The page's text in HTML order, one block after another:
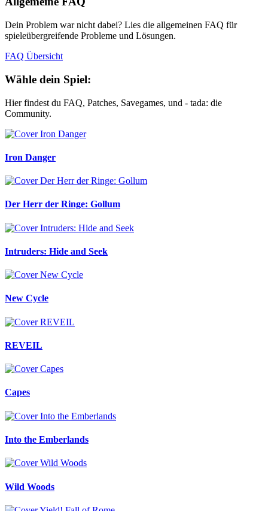
Dein Problem war nicht dabei? Lies die allgemeinen FAQ für
spieleübergreifende Probleme und Lösungen.
FAQ Übersicht
Wähle dein Spiel:
Hier findest du FAQ, Patches, Savegames, und - tada: die
Community.
Iron Danger
Der Herr der Ringe: Gollum
Intruders: Hide and Seek
New Cycle
REVEIL
Capes
Into the Emberlands
Wild Woods